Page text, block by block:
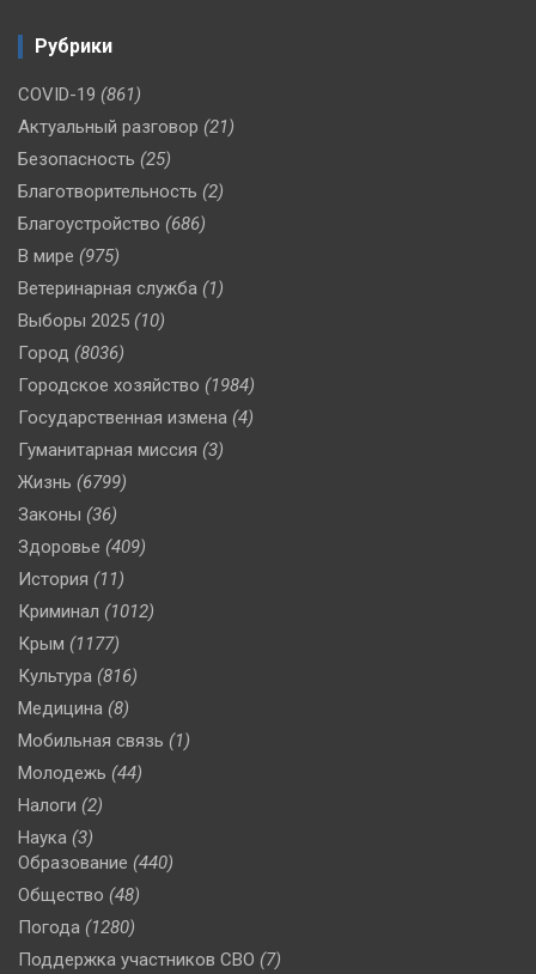
Рубрики
COVID-19 (861)
Актуальный разговор (21)
Безопасность (25)
Благотворительность (2)
Благоустройство (686)
В мире (975)
Ветеринарная служба (1)
Выборы 2025 (10)
Город (8036)
Городское хозяйство (1984)
Государственная измена (4)
Гуманитарная миссия (3)
Жизнь (6799)
Законы (36)
Здоровье (409)
История (11)
Криминал (1012)
Крым (1177)
Культура (816)
Медицина (8)
Мобильная связь (1)
Молодежь (44)
Налоги (2)
Наука (3)
Образование (440)
Общество (48)
Погода (1280)
Поддержка участников СВО (7)